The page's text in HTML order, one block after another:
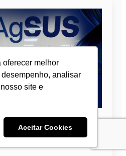
oferecer melhor
analisar
site e
Aceitar Cookies
discussão sobre